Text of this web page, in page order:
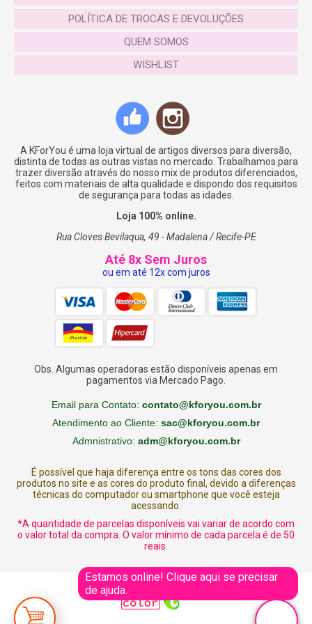
http://www.thalitamaia.com/2016/11/loja-
nacional-que-vende-boias-divertidas.html
– Não acompanha inflador
– Este produto não é um salva vidas
– Uso de crianças só com a supervisão permanente
de um adulto
Comprimento: 108 cm
Material: 0.25mm PVC
KForSummer,NATAL,Ofertas Tags:animal,ave ,aves,beach
boias criativas ,boias divertidas,boias gigantes
gigante,grande,infláveis para piscina,moda,pool party
tutorial verão
POLÍTICA DE TROCAS E DEVOLUÇÕES
QUEM SOMOS
WISHLIST
A KForYou é uma loja virtual de artigos diversos para diversão,
distinta de todas as outras vistas no mercado. Trabalhamos para
trazer diversão através do nosso mix de produtos diferenciados,
feitos com materiais de alta qualidade e dispondo dos requisitos
de segurança para todas as idades.
Loja 100% online.
Rua Cloves Bevilaqua, 49 - Madalena / Recife-PE
Até 8x Sem Juros
ou em até 12x com juros
Obs. Algumas operadoras estão disponíveis apenas em
pagamentos via Mercado Pago.
Email para Contato: contato@kforyou.com.br
Atendimento ao Cliente: sac@kforyou.com.br
Admnistrativo: adm@kforyou.com.br
É possível que haja diferença entre os tons das cores dos
produtos no site e as cores do produto final, devido a diferenças
técnicas do computador ou smartphone que você esteja
acessando.
*A quantidade de parcelas disponíveis vai variar de acordo com
o valor total da compra. O valor mínimo de cada parcela é de 50
reais.
Estamos online! Clique aqui se precisar
de ajuda.